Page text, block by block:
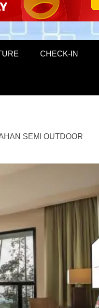
CHECK-IN
SEMI OUTDOOR